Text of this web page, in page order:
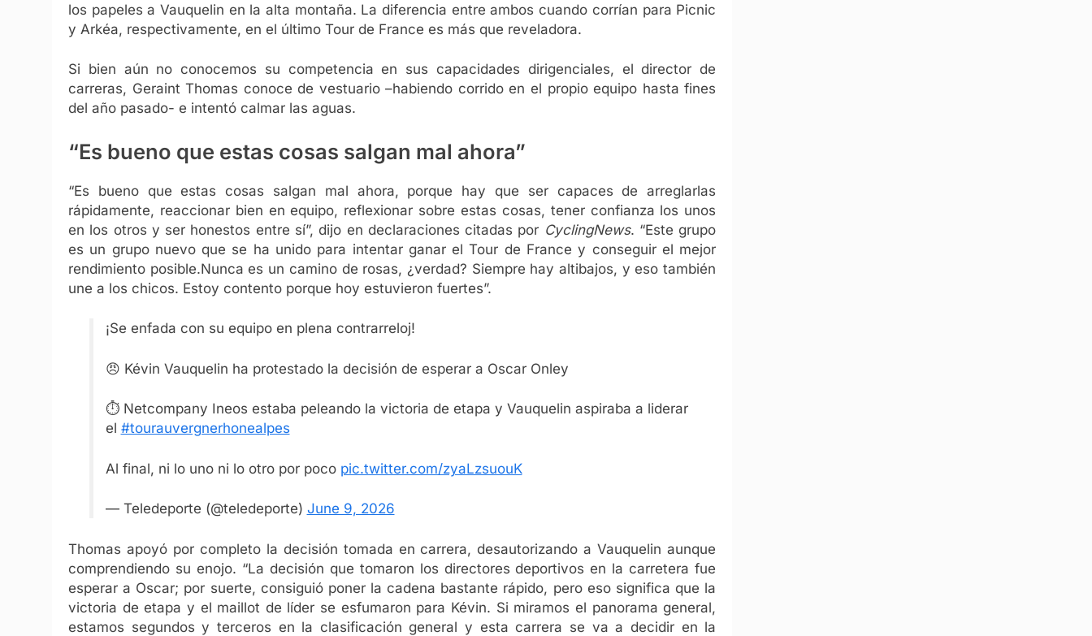
los papeles a Vauquelin en la alta montaña. La diferencia entre ambos cuando corrían para Picnic
y Arkéa, respectivamente, en el último Tour de France es más que reveladora.
Si bien aún no conocemos su competencia en sus capacidades dirigenciales, el director de
carreras, Geraint Thomas conoce de vestuario –habiendo corrido en el propio equipo hasta fines
del año pasado- e intentó calmar las aguas.
“Es bueno que estas cosas salgan mal ahora”
“Es bueno que estas cosas salgan mal ahora, porque hay que ser capaces de arreglarlas
rápidamente, reaccionar bien en equipo, reflexionar sobre estas cosas, tener confianza los unos
en los otros y ser honestos entre sí”, dijo en declaraciones citadas por CyclingNews. “Este grupo
es un grupo nuevo que se ha unido para intentar ganar el Tour de France y conseguir el mejor
rendimiento posible.Nunca es un camino de rosas, ¿verdad? Siempre hay altibajos, y eso también
une a los chicos. Estoy contento porque hoy estuvieron fuertes”.
¡Se enfada con su equipo en plena contrarreloj!
😠 Kévin Vauquelin ha protestado la decisión de esperar a Oscar Onley
⏱️ Netcompany Ineos estaba peleando la victoria de etapa y Vauquelin aspiraba a liderar
el #tourauvergnerhonealpes
Al final, ni lo uno ni lo otro por poco pic.twitter.com/zyaLzsuouK
— Teledeporte (@teledeporte) June 9, 2026
Thomas apoyó por completo la decisión tomada en carrera, desautorizando a Vauquelin aunque
comprendiendo su enojo. “La decisión que tomaron los directores deportivos en la carretera fue
esperar a Oscar; por suerte, consiguió poner la cadena bastante rápido, pero eso significa que la
victoria de etapa y el maillot de líder se esfumaron para Kévin. Si miramos el panorama general,
estamos segundos y terceros en la clasificación general y esta carrera se va a decidir en la